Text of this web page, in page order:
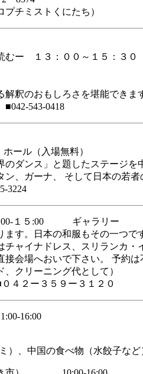
トくにたち）
むー １３：００～１５：３０
釈のおもしろさを堪能できま
543-0418
ル（入場無料）
ダンス」と題したステージを
、ガーナ、 そして日本の若
3224
１５:00 ギャラリー
す。日本の和服もその一つで
ャイナドレス、スリランカ・
会場へおいで下さい。 予約は
クリーニング代として）
４２ー３５９ー３１２０
、中国の食べ物（水餃子な